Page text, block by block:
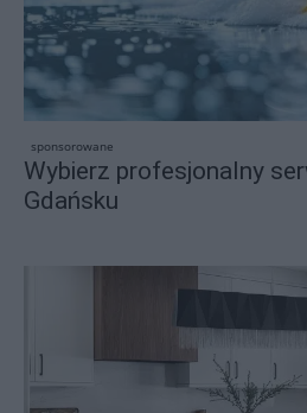
sponsorowane
Wybierz profesjonalny
Gdańsku